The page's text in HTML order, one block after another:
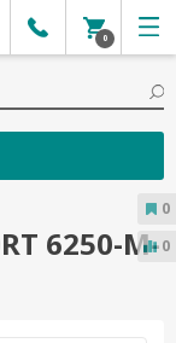
0
6250-M-
0
0